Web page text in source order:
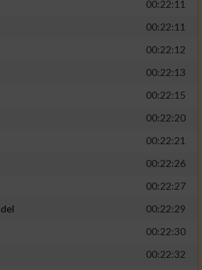
00:22:11
00:22:11
00:22:12
00:22:13
00:22:15
00:22:20
00:22:21
00:22:26
00:22:27
00:22:29
00:22:30
00:22:32